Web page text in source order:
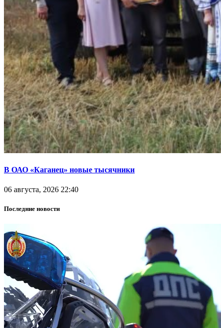
В ОАО «Каганец» новые тысячники
06 августа, 2026 22:40
Последние новости